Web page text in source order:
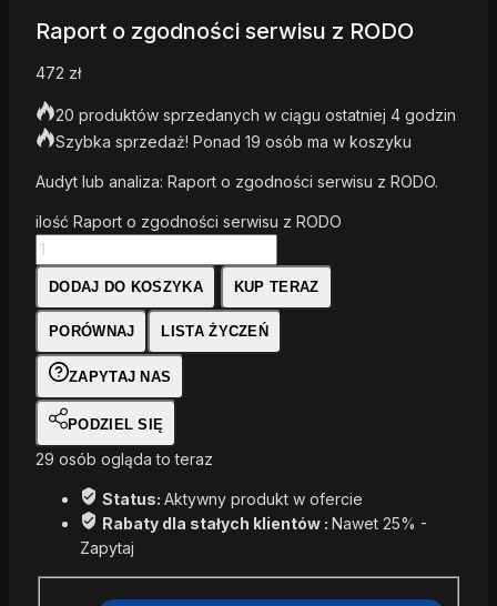
Raport o zgodności serwisu z RODO
472 zł
20 produktów sprzedanych w ciągu ostatniej 4 godzin
Szybka sprzedaż! Ponad 19 osób ma w koszyku
Audyt lub analiza: Raport o zgodności serwisu z RODO.
ilość Raport o zgodności serwisu z RODO
DODAJ DO KOSZYKA KUP TERAZ
PORÓWNAJ LISTA ŻYCZEŃ
ZAPYTAJ NAS
PODZIEL SIĘ
29 osób ogląda to teraz
Status: Aktywny produkt w ofercie
Rabaty dla stałych klientów : Nawet 25% -
Zapytaj